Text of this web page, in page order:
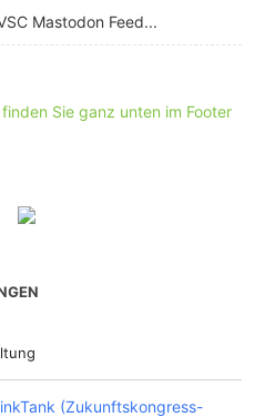
Mastodon Feed...
Sie ganz unten im Footer
(Zukunftskongress-